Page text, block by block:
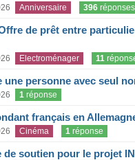
Anniversaire 396 réponses
de prêt entre
Electroménager 11
une personne avec seul
1 réponse
français en
Cinéma 1 réponse
de soutien pour le projet